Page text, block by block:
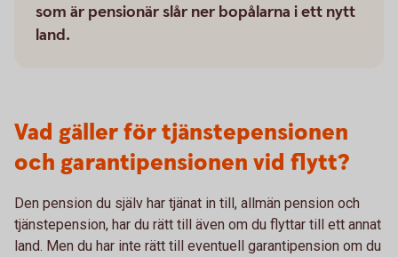
som är pensionär slår ner bopålarna i ett nytt
land.
Vad gäller för tjänstepensionen
och garantipensionen vid flytt?
Den pension du själv har tjänat in till, allmän pension och
tjänstepension, har du rätt till även om du flyttar till ett annat
land. Men du har inte rätt till eventuell garantipension om du